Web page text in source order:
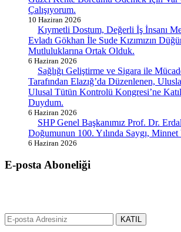
Çalışıyorum.
10 Haziran 2026
Kıymetli Dostum, Değerli İş İnsanı
Evladı Gökhan İle Sude Kızımızın
Mutluluklarına Ortak Olduk.
6 Haziran 2026
Sağlığı Geliştirme ve Sigara ile
Tarafından Elazığ’da Düzenlenen,
Ulusal Tütün Kontrolü Kongresi’ne
Duydum.
6 Haziran 2026
SHP Genel Başkanımız Prof. Dr.
Doğumunun 100. Yılında Saygı,
6 Haziran 2026
E-posta Aboneliği
KATIL